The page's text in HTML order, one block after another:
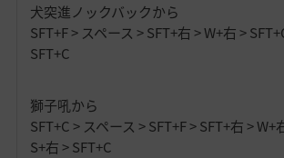
犬突進ノックバックから
SFT+F > スペース > SFT+右 > W+右 >
SFT+C
獅子吼から
SFT+C > スペース > SFT+F > SFT+右 > W+
S+右 > SFT+C